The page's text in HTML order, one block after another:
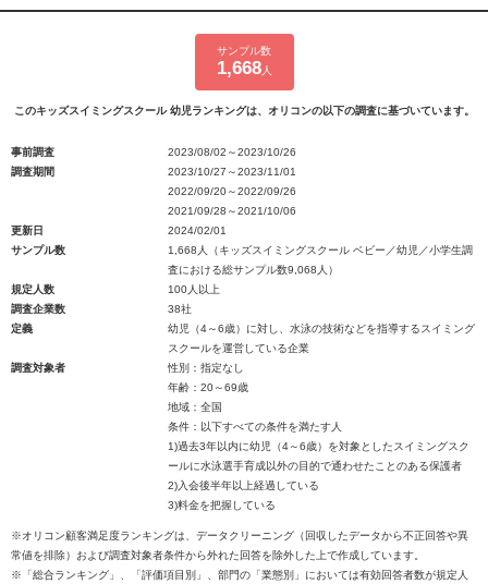
サンプル数
1,668人
このキッズスイミングスクール 幼児ランキングは、オリコンの以下の調査に基づいています。
事前調査
2023/08/02～2023/10/26
調査期間
2023/10/27～2023/11/01
2022/09/20～2022/09/26
2021/09/28～2021/10/06
更新日
2024/02/01
サンプル数
1,668人（キッズスイミングスクール ベビー／幼児／小学生調
査における総サンプル数9,068人）
規定人数
100人以上
調査企業数
38社
定義
幼児（4～6歳）に対し、水泳の技術などを指導するスイミング
スクールを運営している企業
調査対象者
性別：指定なし
年齢：20～69歳
地域：全国
条件：以下すべての条件を満たす人
1)過去3年以内に幼児（4～6歳）を対象としたスイミングスク
ールに水泳選手育成以外の目的で通わせたことのある保護者
2)入会後半年以上経過している
3)料金を把握している
※オリコン顧客満足度ランキングは、データクリーニング（回収したデータから不正回答や異
常値を排除）および調査対象者条件から外れた回答を除外した上で作成しています。
※「総合ランキング」、「評価項目別」、部門の「業態別」においては有効回答者数が規定人